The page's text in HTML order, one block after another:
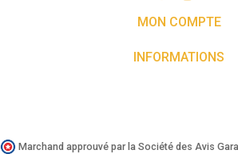
MON COMPTE
INFORMATIONS
Marchand approuvé par la Société des Avis